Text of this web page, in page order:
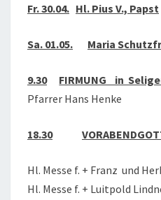
Fr. 30.04. Hl. Pius V., Papst
Sa. 01.05. Maria
9.30 FIRMUNG in
Pfarrer Hans Henke
18.30
Hl. Messe f. + Franz und
Hl. Messe f. + Luitpold